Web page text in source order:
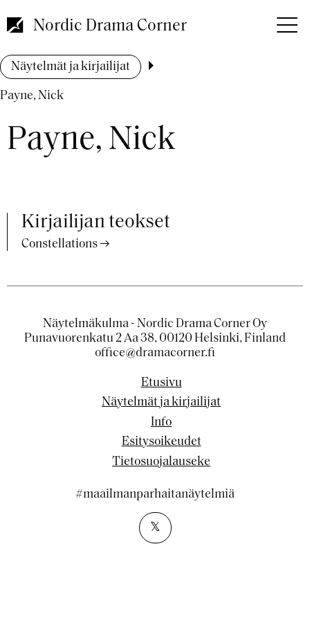
pääsisältöön
Nordic Drama Corner
Murupolku
Näytelmät ja kirjailijat
Payne, Nick
Payne, Nick
Kirjailijan teokset
Constellations
Näytelmäkulma - Nordic Drama Corner Oy
Punavuorenkatu 2 Aa 38, 00120 Helsinki, Finland
office@dramacorner.fi
Etusivu
Näytelmät ja kirjailijat
Info
Esitysoikeudet
Tietosuojalauseke
#maailmanparhaitanäytelmiä
𝕏